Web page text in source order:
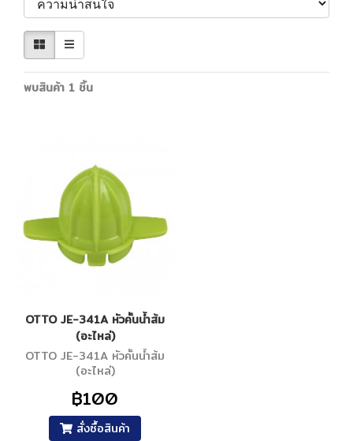
พบสินค้า 1 ชิ้น
OTTO JE-341A หัวคั้นน้ำส้ม
(อะไหล่)
OTTO JE-341A หัวคั้นน้ำส้ม
(อะไหล่)
฿100
สั่งซื้อสินค้า